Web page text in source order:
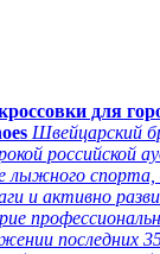
для
Швейцарский
российской
лыжного спорта,
и активно
последних